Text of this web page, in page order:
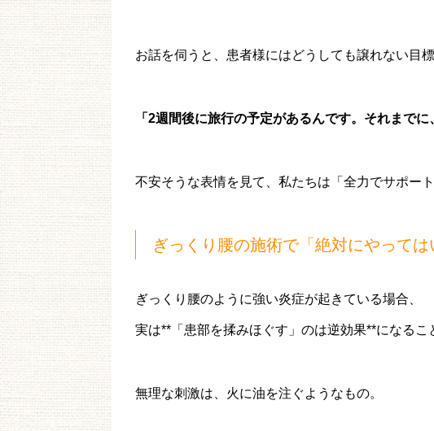
お話を伺うと、患者様にはどうしても譲れない目標
「2週間後に旅行の予定があるんです。それまで
不安そうな表情を見て、私たちは「全力でサポー
ぎっくり腰の施術で「絶対にやっては
ぎっくり腰のように強い炎症が起きている場合、
実は**「患部を揉みほぐす」のは逆効果**になるこ
無理な刺激は、火に油を注ぐようなもの。